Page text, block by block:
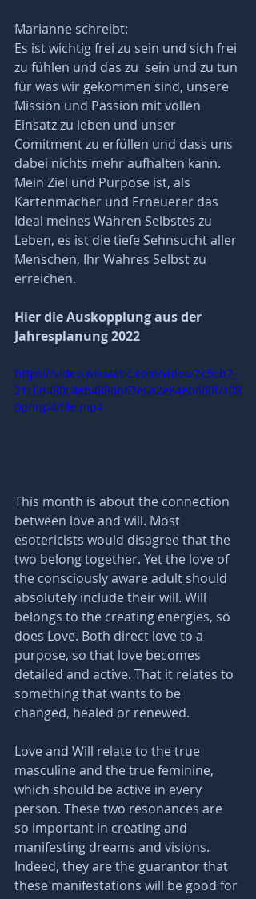
Marianne schreibt:
Es ist wichtig frei zu sein und sich frei
zu fühlen und das zu  sein und zu tun
für was wir gekommen sind, unsere
Mission und Passion mit vollen
Einsatz zu leben und unser
Comitment zu erfüllen und dass uns
dabei nichts mehr aufhalten kann.
Mein Ziel und Purpose ist, als
Kartenmacher und Erneuerer das
Ideal meines Wahren Selbstes zu
Leben, es ist die tiefe Sehnsucht aller
Menschen, Ihr Wahres Selbst zu
erreichen.
Hier die Auskopplung aus der
Jahresplanung 2022
https://video.wixstatic.com/video/2c5eb7_
21c0d480c4ab4886b63e6a2e84eb660f/108
0p/mp4/file.mp4
This month is about the connection
between love and will. Most
esotericists would disagree that the
two belong together. Yet the love of
the consciously aware adult should
absolutely include their will. Will
belongs to the creating energies, so
does Love. Both direct love to a
purpose, so that love becomes
detailed and active. That it relates to
something that wants to be
changed, healed or renewed.
Love and Will relate to the true
masculine and the true feminine,
which should be active in every
person. These two resonances are
so important in creating and
manifesting dreams and visions.
Indeed, they are the guarantor that
these manifestations will be good for